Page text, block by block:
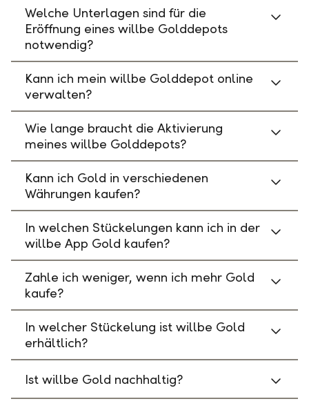
Welche Unterlagen sind für die
Eröffnung eines willbe Golddepots
notwendig?
Kann ich mein willbe Golddepot online
verwalten?
Wie lange braucht die Aktivierung
meines willbe Golddepots?
Kann ich Gold in verschiedenen
Währungen kaufen?
In welchen Stückelungen kann ich in der
willbe App Gold kaufen?
Zahle ich weniger, wenn ich mehr Gold
kaufe?
In welcher Stückelung ist willbe Gold
erhältlich?
Ist willbe Gold nachhaltig?